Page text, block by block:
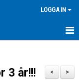
LOGGA IN
>
<
3 år!!!